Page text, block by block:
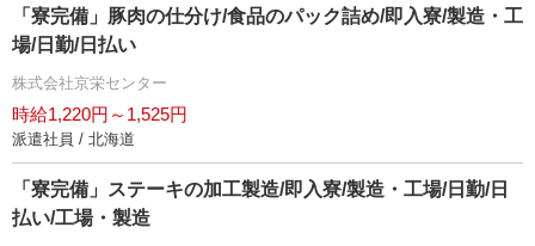
「寮完備」豚肉の仕分け/食品のパック詰め/即入寮/製造・工
場/日勤/日払い
株式会社京栄センター
時給1,220円～1,525円
派遣社員 / 北海道
「寮完備」ステーキの加工製造/即入寮/製造・工場/日勤/日
払い/工場・製造